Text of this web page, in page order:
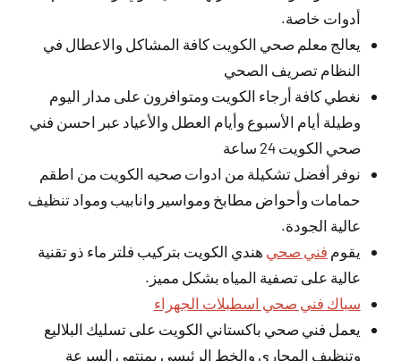
أدوات خاصة.
يعالج معلم صحي الكويت كافة المشاكل والاعطال في
النظام تصريف الصحي
نغطي كافة أرجاء الكويت ومتوافرون على مدار اليوم
وطيلة أيام الأسبوع وأيام العطل والأعياد عبر احسن فني
صحي الكويت 24 ساعة
نوفر أفضل تشكيلة من ادوات صحيه الكويت من اطقم
حمامات وأحواض مطابخ ومواسير وانابيب ومواد تنظيف
عالية الجودة.
يقوم فني صحي هندي الكويت بتركيب فلتر ماء ذو تقنية
عالية على تصفية المياه بشكل مميز.
سباك فني صحي اسطبلات الجهراء
يعمل فني صحي باكستاني الكويت على تسليك البلاليع
وتنظيف المجاري والخط الرئيسي بمنتهى السرعة